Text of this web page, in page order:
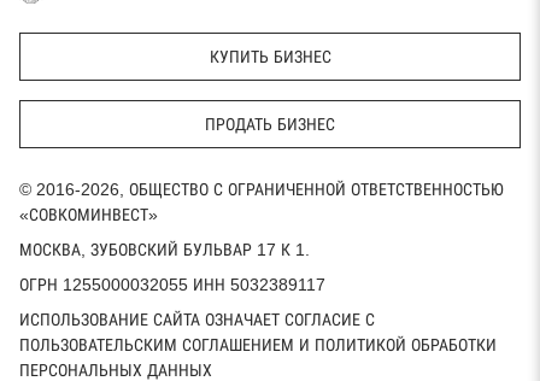
КУПИТЬ БИЗНЕС
ПРОДАТЬ БИЗНЕС
© 2016-2026, ОБЩЕСТВО С ОГРАНИЧЕННОЙ ОТВЕТСТВЕННОСТЬЮ
«СОВКОМИНВЕСТ»
МОСКВА, ЗУБОВСКИЙ БУЛЬВАР 17 К 1.
ОГРН 1255000032055 ИНН 5032389117
ИСПОЛЬЗОВАНИЕ САЙТА ОЗНАЧАЕТ СОГЛАСИЕ С
ПОЛЬЗОВАТЕЛЬСКИМ СОГЛАШЕНИЕМ И ПОЛИТИКОЙ ОБРАБОТКИ
ПЕРСОНАЛЬНЫХ ДАННЫХ